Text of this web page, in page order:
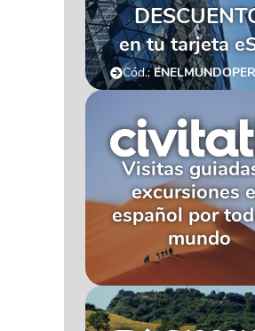
en tu tarjeta
Cód.:
Visitas
excursiones
español por
mundo